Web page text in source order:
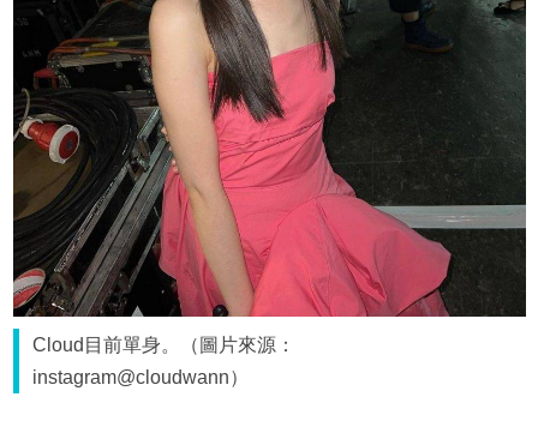
Cloud目前單身。（圖片來源：
instagram@cloudwann）